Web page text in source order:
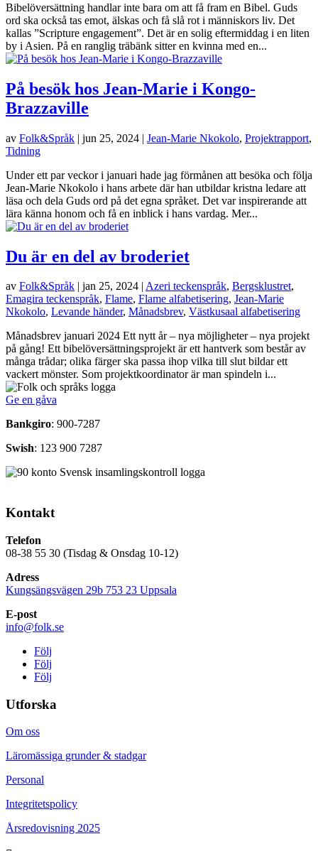
Bibelöversättning handlar inte bara om att få fram en Bibel. Guds
ord ska också tas emot, älskas och få slå rot i människors liv. Det
kallas ”Scripture engagement”. Det är en solig eftermiddag i en liten
by i Asien. På en ranglig träbänk sitter en kvinna med en...
På besök hos Jean-Marie i Kongo-
Brazzaville
av Folk&Språk | jun 25, 2024 | Jean-Marie Nkokolo, Projektrapport,
Tidning
Under ett par veckor i januari hade jag förmånen att besöka och följa
Jean-Marie Nkokolo i hans arbete där han utbildar kristna ledare att
läsa och dela Guds ord på det egna språket. Det var inspirerande att
lära känna honom och få en inblick i hans vardag. Mer...
Du är en del av broderiet
av Folk&Språk | jan 25, 2024 | Azeri teckenspråk, Bergsklustret,
Emagira teckenspråk, Flame, Flame alfabetisering, Jean-Marie
Nkokolo, Levande händer, Månadsbrev, Västkusaal alfabetisering
Månadsbrev januari 2024 Ett nytt år – nya möjligheter – nya projekt
på gång! Ett bibelöversättningsprojekt är ett hantverk som består av
många trådar; olika färger ska passa ihop vilka till slut bildar ett
vackert mönster. Som projektkoordinator är man spindeln i...
Ge en gåva
Bankgiro: 900-7287
Swish: 123 900 7287
Kontakt
Telefon
08-38 55 30 (Tisdag & Onsdag 10-12)
Adress
Kungsängsvägen 29b 753 23 Uppsala
E-post
info@folk.se
Följ
Följ
Följ
Utforska
Om oss
Läromässiga grunder & stadgar
Personal
Integritetspolicy
Årsredovisning 2025